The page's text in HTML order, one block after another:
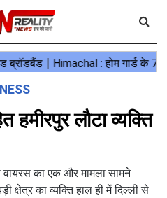
हमीरपुर लौटा व्यक्ति
वायरस का एक और मामला सामने
का व्यक्ति हाल ही में दिल्ली से